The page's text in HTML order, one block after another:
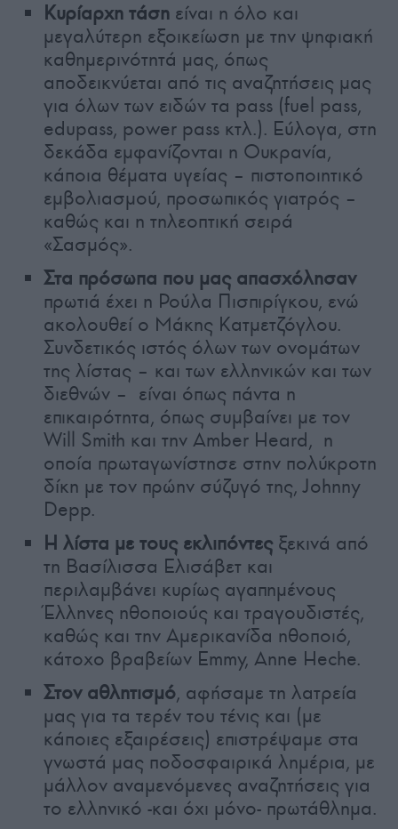
Κυρίαρχη τάση είναι η όλο και
μεγαλύτερη εξοικείωση με την ψηφιακή
καθημερινότητά μας, όπως
αποδεικνύεται από τις αναζητήσεις μας
για όλων των ειδών τα pass (fuel pass,
edupass, power pass κτλ.). Εύλογα, στη
δεκάδα εμφανίζονται η Ουκρανία,
κάποια θέματα υγείας – πιστοποιητικό
εμβολιασμού, προσωπικός γιατρός –
καθώς και η τηλεοπτική σειρά
«Σασμός».
Στα πρόσωπα που μας απασχόλησαν
πρωτιά έχει η Ρούλα Πισπιρίγκου, ενώ
ακολουθεί ο Μάκης Κατμετζόγλου.
Συνδετικός ιστός όλων των ονομάτων
της λίστας – και των ελληνικών και των
διεθνών – είναι όπως πάντα η
επικαιρότητα, όπως συμβαίνει με τον
Will Smith και την Amber Heard, η
οποία πρωταγωνίστησε στην πολύκροτη
δίκη με τον πρώην σύζυγό της, Johnny
Depp.
H λίστα με τους εκλιπόντες ξεκινά από
τη Βασίλισσα Ελισάβετ και
περιλαμβάνει κυρίως αγαπημένους
Έλληνες ηθοποιούς και τραγουδιστές,
καθώς και την Αμερικανίδα ηθοποιό,
κάτοχο βραβείων Emmy, Anne Heche.
Στον αθλητισμό, αφήσαμε τη λατρεία
μας για τα τερέν του τένις και (με
κάποιες εξαιρέσεις) επιστρέψαμε στα
γνωστά μας ποδοσφαιρικά λημέρια, με
μάλλον αναμενόμενες αναζητήσεις για
το ελληνικό -και όχι μόνο- πρωτάθλημα.